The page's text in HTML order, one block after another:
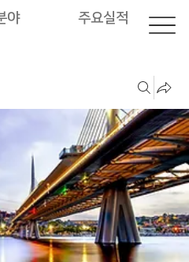
야 주요실적